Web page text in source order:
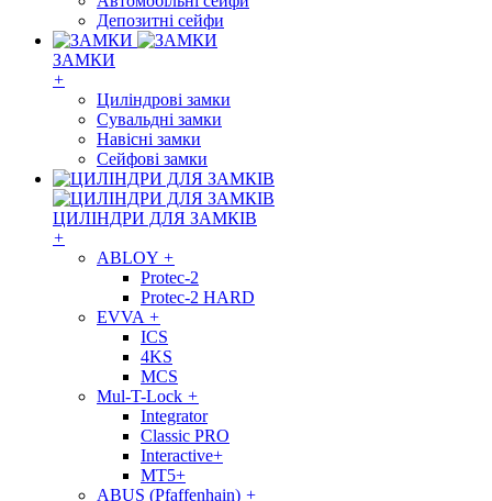
Депозитні сейфи
ЗАМКИ
+
Циліндрові замки
Сувальдні замки
Навісні замки
Сейфові замки
ЦИЛІНДРИ ДЛЯ ЗАМКІВ
+
ABLOY +
Protec-2
Protec-2 HARD
EVVA +
ICS
4KS
MCS
Mul-T-Lock +
Integrator
Classic PRO
Interactive+
MT5+
ABUS (Pfaffenhain) +